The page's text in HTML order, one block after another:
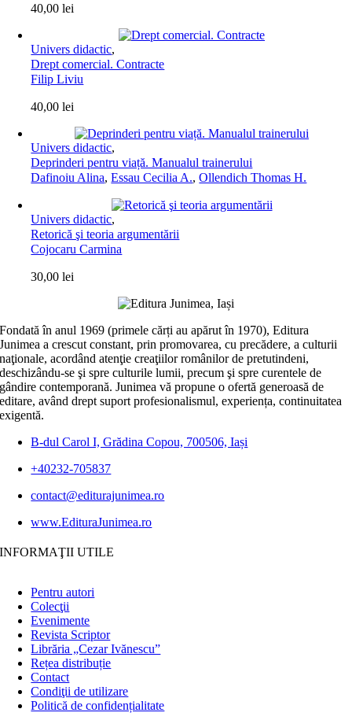
40,00lei
Univers didactic,
Drept comercial. Contracte
Filip Liviu
40,00lei
Univers didactic,
Deprinderi pentru viață. Manualul trainerului
Dafinoiu Alina,Essau Cecilia A.,Ollendich Thomas H.
Univers didactic,
Retorică şi teoria argumentării
Cojocaru Carmina
30,00lei
Fondată în anul 1969 (primele cărți au apărut în 1970), Editura
Junimea a crescut constant, prin promovarea, cu precădere, a culturii
naţionale, acordând atenţie creaţiilor românilor de pretutindeni,
deschizându-se şi spre culturile lumii, precum şi spre curentele de
gândire contemporană. Junimea vă propune o ofertă generoasă de
editare, având drept suport profesionalismul, experiența, continuitatea
exigentă.
B-dul Carol I, Grădina Copou, 700506, Iași
+40232-705837
contact@editurajunimea.ro
www.EdituraJunimea.ro
INFORMAŢII UTILE
Pentru autori
Colecţii
Evenimente
Revista Scriptor
Librăria „Cezar Ivănescu”
Rețea distribuție
Contact
Condiţii de utilizare
Politică de confidențialitate